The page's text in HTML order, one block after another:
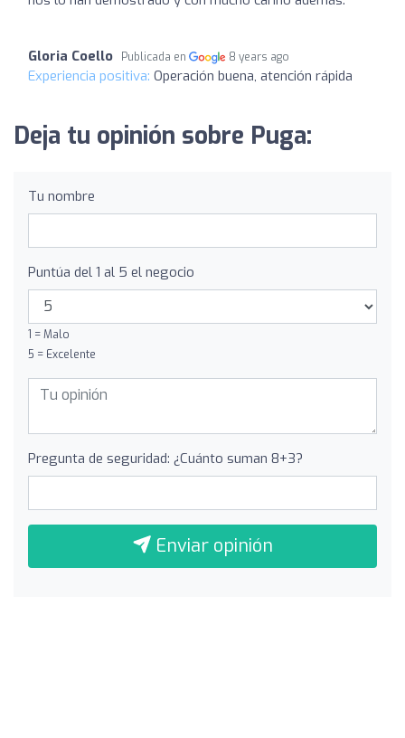
Gloria Coello Publicada en 8 years ago
Experiencia positiva: Operación buena, atención rápida
Deja tu opinión sobre Puga:
Tu nombre
Puntúa del 1 al 5 el negocio
1 = Malo
5 = Excelente
Pregunta de seguridad: ¿Cuánto suman 8+3?
Enviar opinión